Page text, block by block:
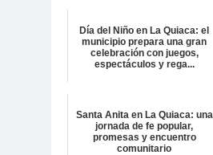
Día del Niño en La Quiaca: el
municipio prepara una gran
celebración con juegos,
espectáculos y rega...
Santa Anita en La Quiaca: una
jornada de fe popular,
promesas y encuentro
comunitario